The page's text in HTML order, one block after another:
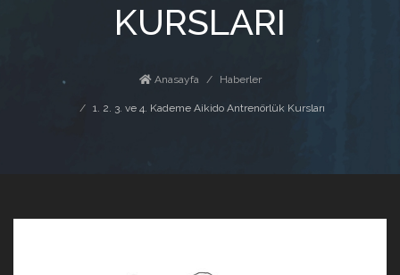
KURSLARI
Anasayfa Haberler
1. 2. 3. ve 4. Kademe Aikido Antrenörlük Kursları